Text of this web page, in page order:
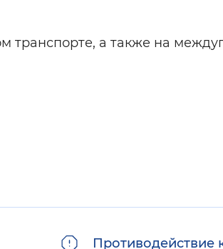
транспорте, а также на
Противодействие